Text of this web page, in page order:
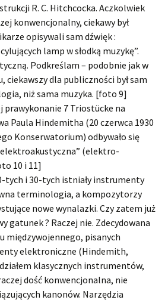
R. C. Hitchcocka. Aczkolwiek
konwencjonalny, ciekawy był
opisywali sam dźwięk :
lamp w słodką muzykę”.
Podkreślam – podobnie jak w
ciekawszy dla publiczności był sam
niż sama muzyka. [foto 9]
prawykonanie 7 Triostücke na
Paula Hindemitha (20 czerwca 1930
Konserwatorium) odbywało się
elektroakustyczna” (elektro-
10 i 11]
tych i 30-tych istniały instrumenty
terminologia, a kompozytorzy
nowe wynalazki. Czy zatem już
gatunek ? Raczej nie. Zdecydowana
międzywojennego, pisanych
elektroniczne (Hindemith,
klasycznych instrumentów,
dość konwencjonalna, nie
kanonów. Narzędzia